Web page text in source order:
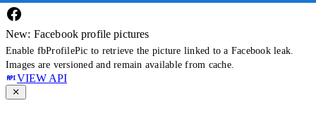
New: Facebook profile pictures
Enable fbProfilePic to retrieve the picture linked to a Facebook leak.
Images are versioned and remain available from cache.
VIEW API